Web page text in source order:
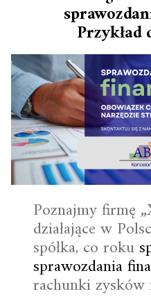
Poznajmy firmę
działające w
spółka, co roku
sprawozdania
rachunki